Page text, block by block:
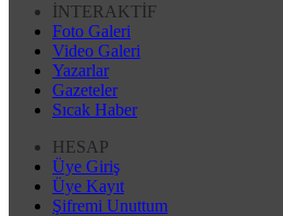
İNTERAKTİF
Foto Galeri
Video Galeri
Yazarlar
Gazeteler
Sıcak Haber
HESAP
Üye Giriş
Üye Kayıt
Şifremi Unuttum